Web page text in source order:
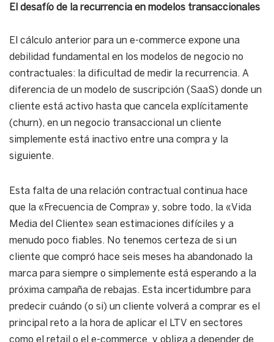
El desafío de la recurrencia en modelos transaccionales
El cálculo anterior para un e-commerce expone una
debilidad fundamental en los modelos de negocio no
contractuales: la dificultad de medir la recurrencia. A
diferencia de un modelo de suscripción (SaaS) donde un
cliente está activo hasta que cancela explícitamente
(churn), en un negocio transaccional un cliente
simplemente está inactivo entre una compra y la
siguiente.
Esta falta de una relación contractual continua hace
que la «Frecuencia de Compra» y, sobre todo, la «Vida
Media del Cliente» sean estimaciones difíciles y a
menudo poco fiables. No tenemos certeza de si un
cliente que compró hace seis meses ha abandonado la
marca para siempre o simplemente está esperando a la
próxima campaña de rebajas. Esta incertidumbre para
predecir cuándo (o si) un cliente volverá a comprar es el
principal reto a la hora de aplicar el LTV en sectores
como el retail o el e-commerce, y obliga a depender de